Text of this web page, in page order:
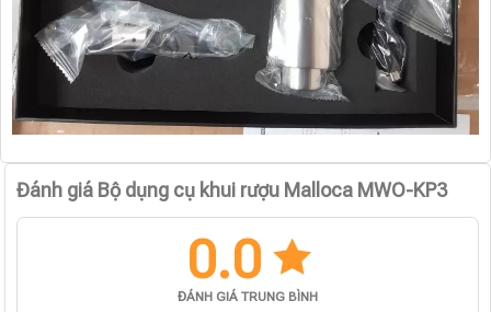
Đánh giá Bộ dụng cụ khui rượu Malloca MWO-KP3
0.0
ĐÁNH GIÁ TRUNG BÌNH